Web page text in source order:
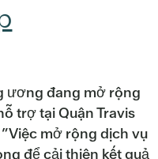
ương đang mở rộng
trợ tại Quận Travis
mở rộng dịch vụ
để cải thiện kết quả